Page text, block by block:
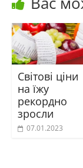
Світові ціни
на їжу
рекордно
зросли
07.01.2023